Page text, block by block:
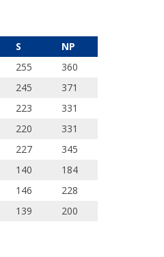
S
NP
255
360
245
371
223
331
220
331
227
345
140
184
146
228
139 200